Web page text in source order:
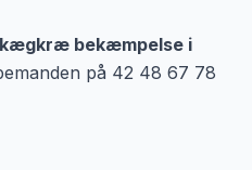
bekæmpelse i
på 42 48 67 78